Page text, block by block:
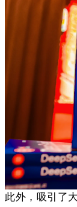
此外，吸引了